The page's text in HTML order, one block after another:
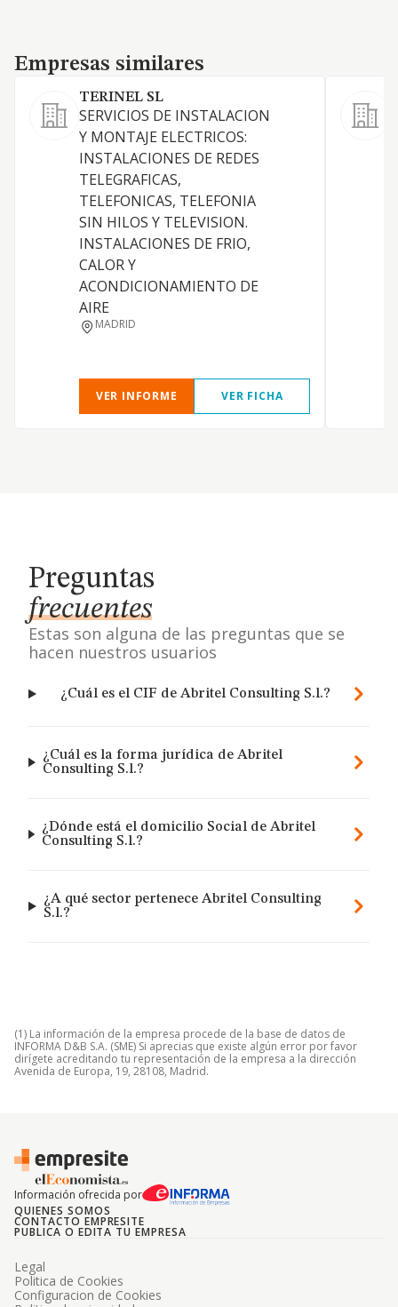
Empresas similares
Empresas similares
TERINEL SL
SERVICIOS DE INSTALACION
Y MONTAJE ELECTRICOS:
INSTALACIONES DE REDES
TELEGRAFICAS,
TELEFONICAS, TELEFONIA
SIN HILOS Y TELEVISION.
INSTALACIONES DE FRIO,
CALOR Y
ACONDICIONAMIENTO DE
AIRE
MADRID
VER INFORME VER FICHA
Preguntas
frecuentes
Estas son alguna de las preguntas que se
hacen nuestros usuarios
¿Cuál es el CIF de Abritel Consulting S.l.?
¿Cuál es la forma jurídica de Abritel
Consulting S.l.?
¿Dónde está el domicilio Social de Abritel
Consulting S.l.?
¿A qué sector pertenece Abritel Consulting
S.l.?
(1) La información de la empresa procede de la base de datos de
INFORMA D&B S.A. (SME) Si aprecias que existe algún error por favor
dirígete acreditando tu representación de la empresa a la dirección
Avenida de Europa, 19, 28108, Madrid.
Información ofrecida por
QUIENES SOMOS
CONTACTO EMPRESITE
PUBLICA O EDITA TU EMPRESA
Legal
Politica de Cookies
Configuracion de Cookies